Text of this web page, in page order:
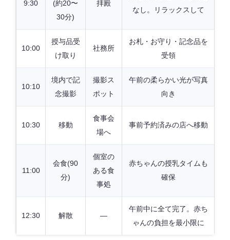
9:30
(約20〜
30分)
拝殿
なし。リラックスして
10:00
授与品受
け取り
社務所
お札・お守り・記念品を
受領
10:10
境内で記
念撮影
撮影ス
ポット
午前の柔らかい光が写真
向き
10:30 移動
食事会
場へ
事前予約済みの店へ移動
11:00
会食(90
分)
個室の
ある食
事処
赤ちゃんの授乳タイムも
確保
12:30 解散 —
午前中に全て完了。赤ち
ゃんの負担を最小限に